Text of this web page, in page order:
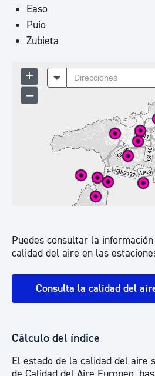
Easo
Puio
Zubieta
Puedes consultar la
calidad del aire en las
Consulta la calidad del
Cálculo del índice
El estado de la calidad del aire